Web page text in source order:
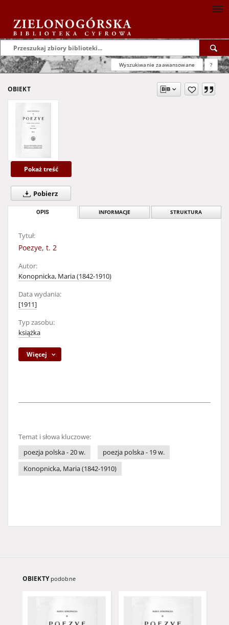
Wyszukiwanie zaawansowane ?
OBIEKT
Pokaż treść
Pobierz
OPIS INFORMACJE STRUKTURA
Tytuł:
Poezye, t. 2
Autor:
Konopnicka, Maria (1842-1910)
Data wydania:
[1911]
Typ zasobu:
książka
Więcej
Temat i słowa kluczowe:
poezja polska - 20 w.
poezja polska - 19 w.
Konopnicka, Maria (1842-1910)
OBIEKTY podobne